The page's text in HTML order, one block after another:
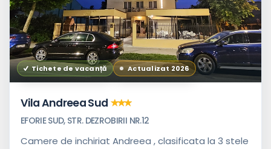
Tichete de vacanță Actualizat 2026
Vila Andreea Sud
EFORIE SUD, STR. DEZROBIRII NR.12
Camere de inchiriat Andreea , clasificata la 3 stele